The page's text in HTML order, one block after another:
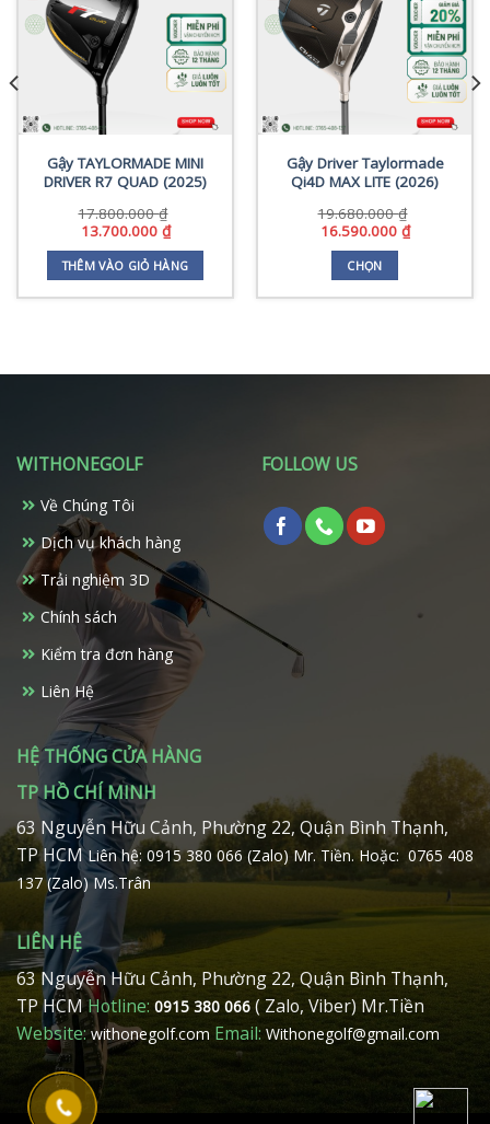
Gậy TAYLORMADE MINI
DRIVER R7 QUAD (2025)
17.800.000₫
Giá
gốc
là:
17.800.000 ₫.
13.700.000 ₫Giá
hiện
tại
là:
13.700.000 ₫.
THÊM VÀO GIỎ HÀNG
Gậy Driver Taylormade
Qi4D MAX LITE (2026)
19.680.000₫
Giá
gốc
19.680.000 ₫.
16.590.000 ₫Giá
16.590.000
CHỌN
có
thể
WITHONEGOLF
Về Chúng Tôi
Dịch vụ khách hàng
Trải nghiệm 3D
Chính sách
Kiểm tra đơn hàng
Liên Hệ
FOLLOW US
HỆ THỐNG CỬA HÀNG
TP HỒ CHÍ MINH
63 Nguyễn Hữu Cảnh, Phường 22, Quận Bình Thạnh,
TP HCMLiên hệ: 0915 380 066 (Zalo) Mr. Tiền.Hoặc: 0765 408
137 (Zalo) Ms.Trân
LIÊN HỆ
63 Nguyễn Hữu Cảnh, Phường 22, Quận Bình Thạnh,
TP HCMHotline: 0915 380 066 ( Zalo, Viber) Mr.Tiền
Website: withonegolf.com Email: Withonegolf@gmail.com